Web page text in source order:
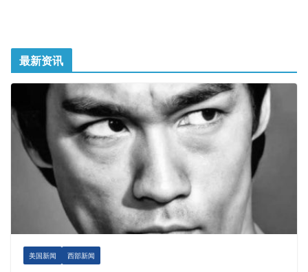
最新资讯
美国新闻 西部新闻